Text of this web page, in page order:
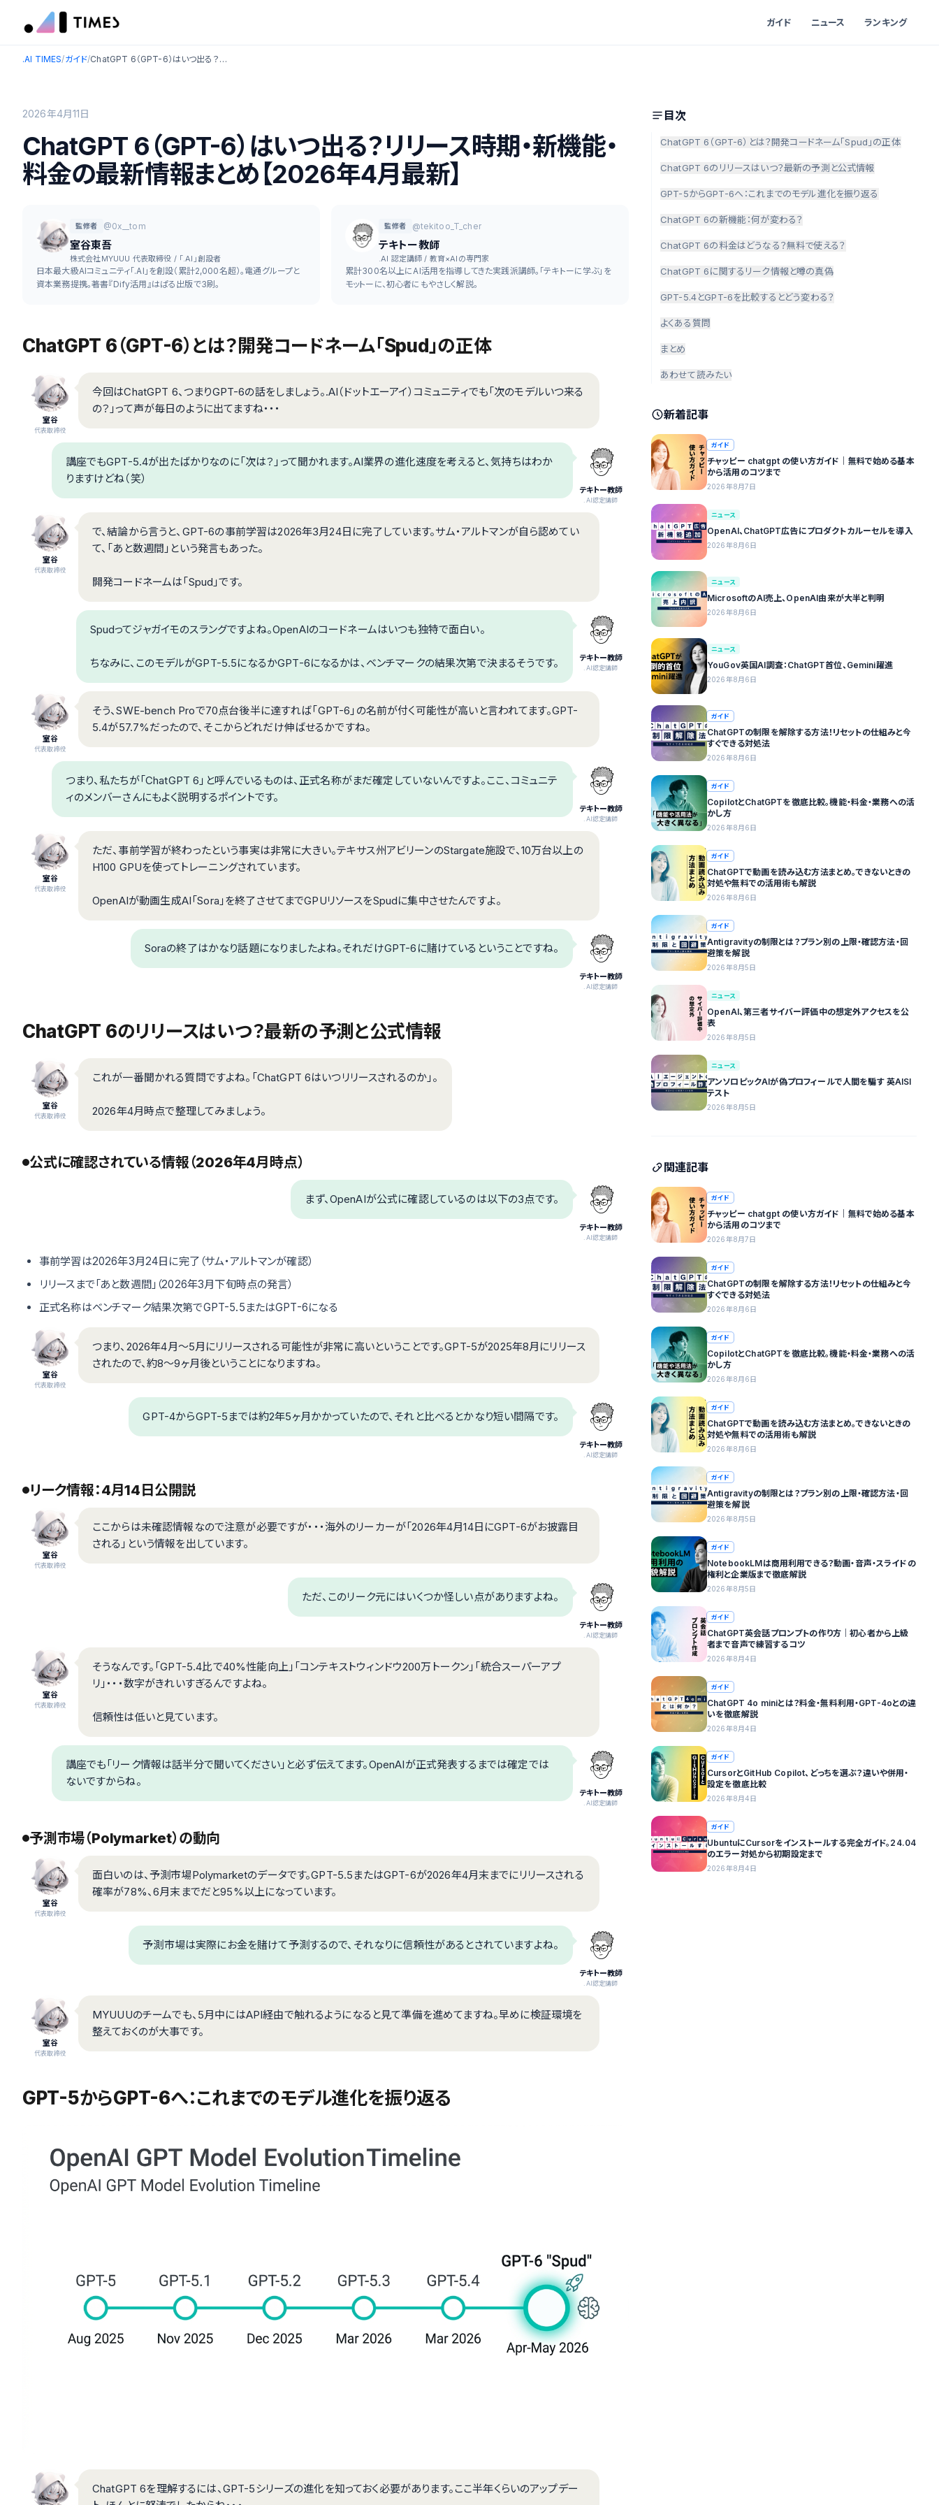
ガイド ニュース ランキング
.AI TIMES/ガイド/ ChatGPT 6（GPT-6）はいつ出る？リリース時期・新機能・料金の最新情報まとめ【2026年4月最新】
2026年4月11日
ChatGPT 6（GPT-6）はいつ出る？リリース時期・新機能・
料金の最新情報まとめ【2026年4月最新】
監修者 @0x__tom
室谷東吾
株式会社MYUUU 代表取締役 / 「.AI」創設者
日本最大級AIコミュニティ「.AI」を創設（累計2,000名超）。電通グループと
資本業務提携。著書『Dify活用』はぱる出版で3刷。
監修者 @tekitoo_T_cher
テキトー教師
.AI 認定講師 / 教育×AIの専門家
累計300名以上にAI活用を指導してきた実践派講師。「テキトーに学ぶ」を
モットーに、初心者にもやさしく解説。
ChatGPT 6（GPT-6）とは？開発コードネーム「Spud」の正体
室谷
代表取締役
今回はChatGPT 6、つまりGPT-6の話をしましょう。.AI（ドットエーアイ）コミュニティでも「次のモデルいつ来る
の？」って声が毎日のように出てますね・・・
テキトー教師
.AI認定講師
講座でもGPT-5.4が出たばかりなのに「次は？」って聞かれます。AI業界の進化速度を考えると、気持ちはわか
りますけどね（笑）
室谷
代表取締役
で、結論から言うと、GPT-6の事前学習は2026年3月24日に完了しています。サム・アルトマンが自ら認めてい
て、「あと数週間」という発言もあった。
開発コードネームは「Spud」です。
テキトー教師
.AI認定講師
Spudってジャガイモのスラングですよね。OpenAIのコードネームはいつも独特で面白い。
ちなみに、このモデルがGPT-5.5になるかGPT-6になるかは、ベンチマークの結果次第で決まるそうです。
室谷
代表取締役
そう、SWE-bench Proで70点台後半に達すれば「GPT-6」の名前が付く可能性が高いと言われてます。GPT-
5.4が57.7%だったので、そこからどれだけ伸ばせるかですね。
テキトー教師
.AI認定講師
つまり、私たちが「ChatGPT 6」と呼んでいるものは、正式名称がまだ確定していないんですよ。ここ、コミュニテ
ィのメンバーさんにもよく説明するポイントです。
室谷
代表取締役
ただ、事前学習が終わったという事実は非常に大きい。テキサス州アビリーンのStargate施設で、10万台以上の
H100 GPUを使ってトレーニングされています。
OpenAIが動画生成AI「Sora」を終了させてまでGPUリソースをSpudに集中させたんですよ。
テキトー教師
.AI認定講師
Soraの終了はかなり話題になりましたよね。それだけGPT-6に賭けているということですね。
ChatGPT 6のリリースはいつ？最新の予測と公式情報
室谷
代表取締役
これが一番聞かれる質問ですよね。「ChatGPT 6はいつリリースされるのか」。
2026年4月時点で整理してみましょう。
公式に確認されている情報（2026年4月時点）
テキトー教師
.AI認定講師
まず、OpenAIが公式に確認しているのは以下の3点です。
事前学習は2026年3月24日に完了（サム・アルトマンが確認）
リリースまで「あと数週間」（2026年3月下旬時点の発言）
正式名称はベンチマーク結果次第でGPT-5.5またはGPT-6になる
室谷
代表取締役
つまり、2026年4月〜5月にリリースされる可能性が非常に高いということです。GPT-5が2025年8月にリリース
されたので、約8〜9ヶ月後ということになりますね。
テキトー教師
.AI認定講師
GPT-4からGPT-5までは約2年5ヶ月かかっていたので、それと比べるとかなり短い間隔です。
リーク情報：4月14日公開説
室谷
代表取締役
ここからは未確認情報なので注意が必要ですが・・・海外のリーカーが「2026年4月14日にGPT-6がお披露目
される」という情報を出しています。
テキトー教師
.AI認定講師
ただ、このリーク元にはいくつか怪しい点がありますよね。
室谷
代表取締役
そうなんです。「GPT-5.4比で40%性能向上」「コンテキストウィンドウ200万トークン」「統合スーパーアプ
リ」・・・数字がきれいすぎるんですよね。
信頼性は低いと見ています。
テキトー教師
.AI認定講師
講座でも「リーク情報は話半分で聞いてください」と必ず伝えてます。OpenAIが正式発表するまでは確定では
ないですからね。
予測市場（Polymarket）の動向
室谷
代表取締役
面白いのは、予測市場Polymarketのデータです。GPT-5.5またはGPT-6が2026年4月末までにリリースされる
確率が78%、6月末までだと95%以上になっています。
テキトー教師
.AI認定講師
予測市場は実際にお金を賭けて予測するので、それなりに信頼性があるとされていますよね。
室谷
代表取締役
MYUUUのチームでも、5月中にはAPI経由で触れるようになると見て準備を進めてますね。早めに検証環境を
整えておくのが大事です。
GPT-5からGPT-6へ：これまでのモデル進化を振り返る
ChatGPT 6を理解するには、GPT-5シリーズの進化を知っておく必要があります。ここ半年くらいのアップデー
目次
ChatGPT 6（GPT-6）とは？開発コードネーム「Spud」の正体
ChatGPT 6のリリースはいつ？最新の予測と公式情報
GPT-5からGPT-6へ：これまでのモデル進化を振り返る
ChatGPT 6の新機能：何が変わる？
ChatGPT 6の料金はどうなる？無料で使える？
ChatGPT 6に関するリーク情報と噂の真偽
GPT-5.4とGPT-6を比較するとどう変わる？
よくある質問
まとめ
あわせて読みたい
新着記事
ガイド
チャッピー chatgpt の使い方ガイド｜無料で始める基本
から活用のコツまで
2026年8月7日
ニュース
OpenAI、ChatGPT広告にプロダクトカルーセルを導入
2026年8月6日
ニュース
MicrosoftのAI売上、OpenAI由来が大半と判明
2026年8月6日
ニュース
YouGov英国AI調査：ChatGPT首位、Gemini躍進
2026年8月6日
ガイド
ChatGPTの制限を解除する方法！リセットの仕組みと今
すぐできる対処法
2026年8月6日
ガイド
CopilotとChatGPTを徹底比較。機能・料金・業務への活
かし方
2026年8月6日
ガイド
ChatGPTで動画を読み込む方法まとめ。できないときの
対処や無料での活用術も解説
2026年8月6日
ガイド
Antigravityの制限とは？プラン別の上限・確認方法・回
避策を解説
2026年8月5日
ニュース
OpenAI、第三者サイバー評価中の想定外アクセスを公
表
2026年8月5日
ニュース
アンソロピックAIが偽プロフィールで人間を騙す 英AISI
テスト
2026年8月5日
関連記事
ガイド
チャッピー chatgpt の使い方ガイド｜無料で始める基本
から活用のコツまで
2026年8月7日
ガイド
ChatGPTの制限を解除する方法！リセットの仕組みと今
すぐできる対処法
2026年8月6日
ガイド
CopilotとChatGPTを徹底比較。機能・料金・業務への活
かし方
2026年8月6日
ガイド
ChatGPTで動画を読み込む方法まとめ。できないときの
対処や無料での活用術も解説
2026年8月6日
ガイド
Antigravityの制限とは？プラン別の上限・確認方法・回
避策を解説
2026年8月5日
ガイド
NotebookLMは商用利用できる？動画・音声・スライドの
権利と企業版まで徹底解説
2026年8月5日
ガイド
ChatGPT英会話プロンプトの作り方｜初心者から上級
者まで音声で練習するコツ
2026年8月4日
ガイド
ChatGPT 4o miniとは？料金・無料利用・GPT-4oとの違
いを徹底解説
2026年8月4日
ガイド
CursorとGitHub Copilot、どっちを選ぶ？違いや併用・
設定を徹底比較
2026年8月4日
ガイド
UbuntuにCursorをインストールする完全ガイド。24.04
のエラー対処から初期設定まで
2026年8月4日